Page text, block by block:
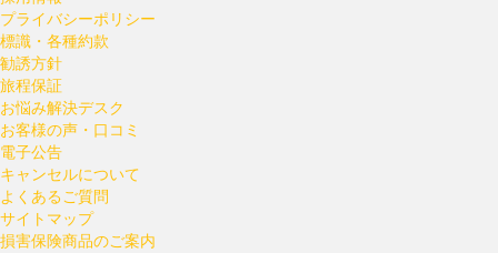
プライバシーポリシー
標識・各種約款
勧誘方針
旅程保証
お悩み解決デスク
お客様の声・口コミ
電子公告
キャンセルについて
よくあるご質問
サイトマップ
損害保険商品のご案内